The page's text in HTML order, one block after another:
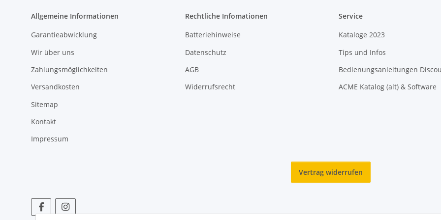
Allgemeine Informationen
Garantieabwicklung
Wir über uns
Zahlungsmöglichkeiten
Versandkosten
Sitemap
Kontakt
Impressum
Rechtliche Infomationen
Batteriehinweise
Datenschutz
AGB
Widerrufsrecht
Service
Kataloge 2023
Tips und Infos
Bedienungsanleitungen
ACME Katalog (alt) & Software
Vertrag widerrufen